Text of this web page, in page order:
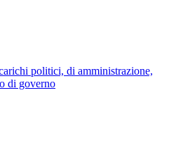
politici, di amministrazione,
di governo